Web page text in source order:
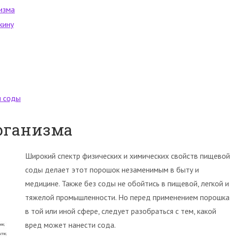
соды
Широкий спектр физических и химических свойств пищевой
соды делает этот порошок незаменимым в быту и
медицине. Также без соды не обойтись в пищевой, легкой и
тяжелой промышленности. Но перед применением порошка
в той или иной сфере, следует разобраться с тем, какой
вред может нанести сода.